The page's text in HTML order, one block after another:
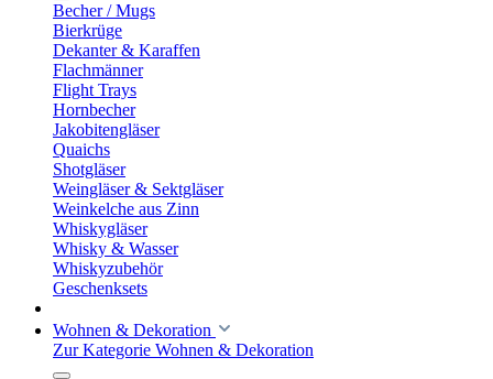
Becher / Mugs
Bierkrüge
Dekanter & Karaffen
Flachmänner
Flight Trays
Hornbecher
Jakobitengläser
Quaichs
Shotgläser
Weingläser & Sektgläser
Weinkelche aus Zinn
Whiskygläser
Whisky & Wasser
Whiskyzubehör
Geschenksets
Wohnen & Dekoration
Zur Kategorie Wohnen & Dekoration